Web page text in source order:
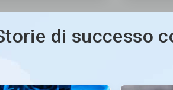
di successo